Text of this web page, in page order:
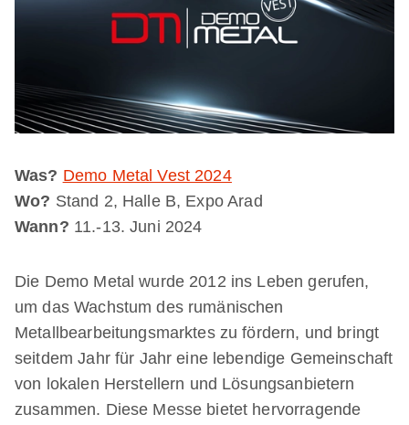
Was? Demo Metal Vest 2024
Wo? Stand 2, Halle B, Expo Arad
Wann? 11.-13. Juni 2024
Die Demo Metal wurde 2012 ins Leben gerufen,
um das Wachstum des rumänischen
Metallbearbeitungsmarktes zu fördern, und bringt
seitdem Jahr für Jahr eine lebendige Gemeinschaft
von lokalen Herstellern und Lösungsanbietern
zusammen. Diese Messe bietet hervorragende